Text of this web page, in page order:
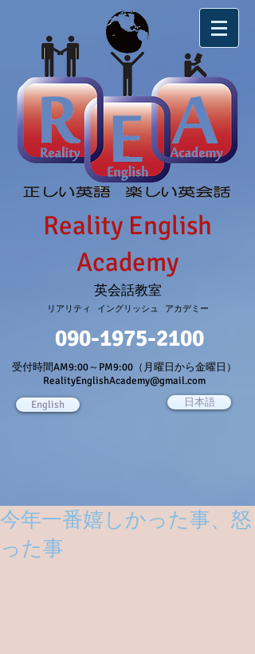
Reality English
Academy
英会話教室
リアリティ イングリッシュ アカデミー
090-1975-2100
受付時間AM9:00～PM9:00（月曜日から金曜日）
RealityEnglishAcademy@gmail.com
English
日本語
今年一番嬉しかった事、怒
った事